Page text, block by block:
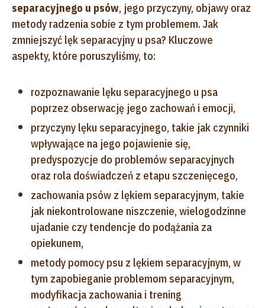
separacyjnego u psów, jego przyczyny, objawy oraz
metody radzenia sobie z tym problemem. Jak
zmniejszyć lęk separacyjny u psa? Kluczowe
aspekty, które poruszyliśmy, to:
rozpoznawanie lęku separacyjnego u psa
poprzez obserwację jego zachowań i emocji,
przyczyny lęku separacyjnego, takie jak czynniki
wpływające na jego pojawienie się,
predyspozycje do problemów separacyjnych
oraz rola doświadczeń z etapu szczenięcego,
zachowania psów z lękiem separacyjnym, takie
jak niekontrolowane niszczenie, wielogodzinne
ujadanie czy tendencje do podążania za
opiekunem,
metody pomocy psu z lękiem separacyjnym, w
tym zapobieganie problemom separacyjnym,
modyfikacja zachowania i trening